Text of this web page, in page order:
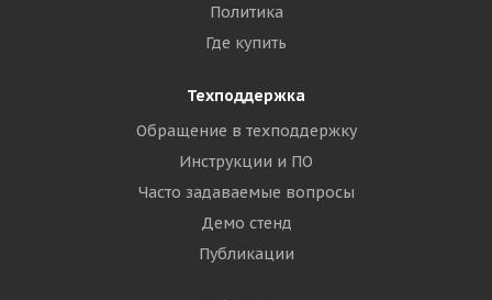
Политика
Где купить
Техподдержка
Обращение в техподдержку
Инструкции и ПО
Часто задаваемые вопросы
Демо стенд
Публикации